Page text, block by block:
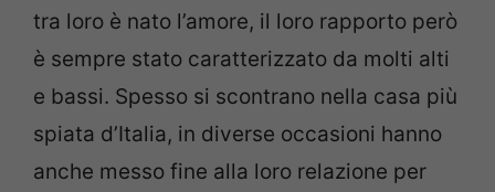
tra loro è nato l’amore, il loro rapporto però
è sempre stato caratterizzato da molti alti
e bassi. Spesso si scontrano nella casa più
spiata d’Italia, in diverse occasioni hanno
anche messo fine alla loro relazione per